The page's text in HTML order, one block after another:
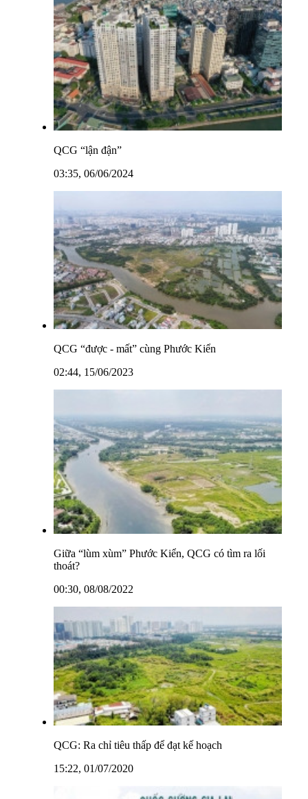
QCG “lận đận”
03:35, 06/06/2024
QCG “được - mất” cùng Phước Kiển
02:44, 15/06/2023
Giữa “lùm xùm” Phước Kiển, QCG có tìm ra lối
thoát?
00:30, 08/08/2022
QCG: Ra chỉ tiêu thấp để đạt kế hoạch
15:22, 01/07/2020